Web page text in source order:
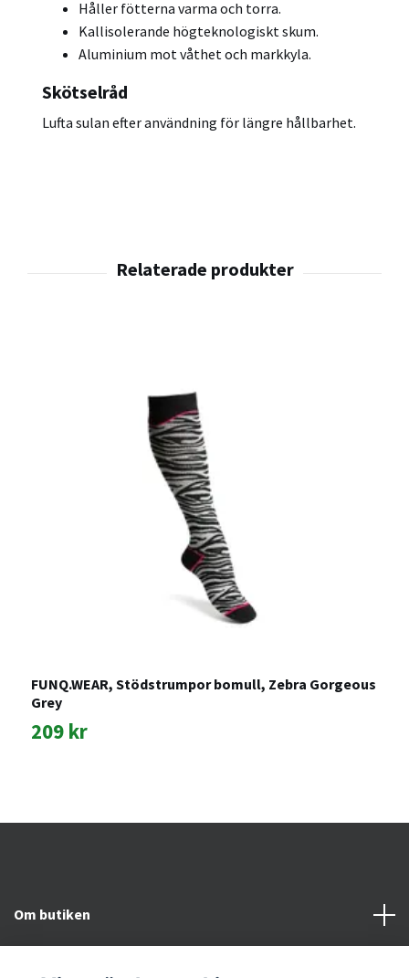
Håller fötterna varma och torra.
Kallisolerande högteknologiskt skum.
Aluminium mot våthet och markkyla.
Skötselråd
Lufta sulan efter användning för längre hållbarhet.
FUNQ.WEAR, Stödstrumpor bomull, Zebra Gorgeous
Grey
209 kr
Om butiken